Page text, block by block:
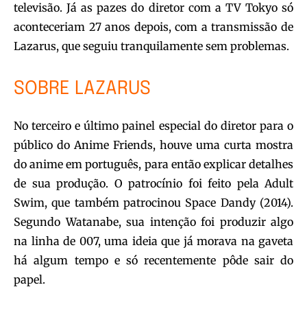
televisão. Já as pazes do diretor com a TV Tokyo só
aconteceriam 27 anos depois, com a transmissão de
Lazarus, que seguiu tranquilamente sem problemas.
SOBRE LAZARUS
No terceiro e último painel especial do diretor para o
público do Anime Friends, houve uma curta mostra
do anime em português, para então explicar detalhes
de sua produção. O patrocínio foi feito pela Adult
Swim, que também patrocinou Space Dandy (2014).
Segundo Watanabe, sua intenção foi produzir algo
na linha de 007, uma ideia que já morava na gaveta
há algum tempo e só recentemente pôde sair do
papel.